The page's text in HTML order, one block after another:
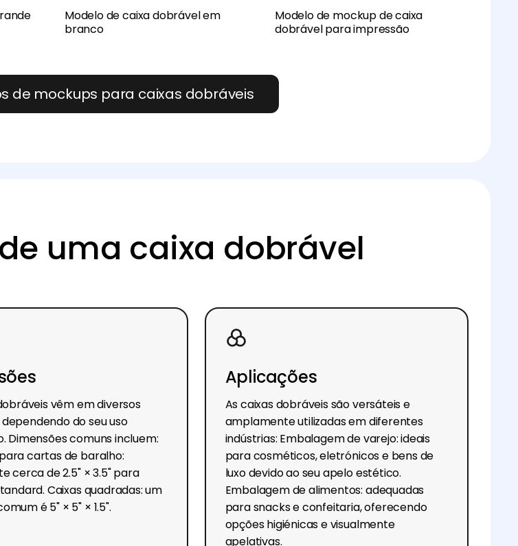
Modelo de caixa dobrável em
branco
Modelo de mockup de caixa
dobrável para impressão
de mockups para caixas dobráveis
uma caixa dobrável
vêm em diversos
do seu uso
Dimensões comuns incluem:
cartas de baralho:
cerca de 2.5" × 3.5" para
Caixas quadradas: um
é 5" × 5" × 1.5".
Aplicações
As caixas dobráveis são versáteis e
amplamente utilizadas em diferentes
indústrias: Embalagem de varejo: ideais
para cosméticos, eletrónicos e bens de
luxo devido ao seu apelo estético.
Embalagem de alimentos: adequadas
para snacks e confeitaria, oferecendo
opções higiénicas e visualmente
apelativas.